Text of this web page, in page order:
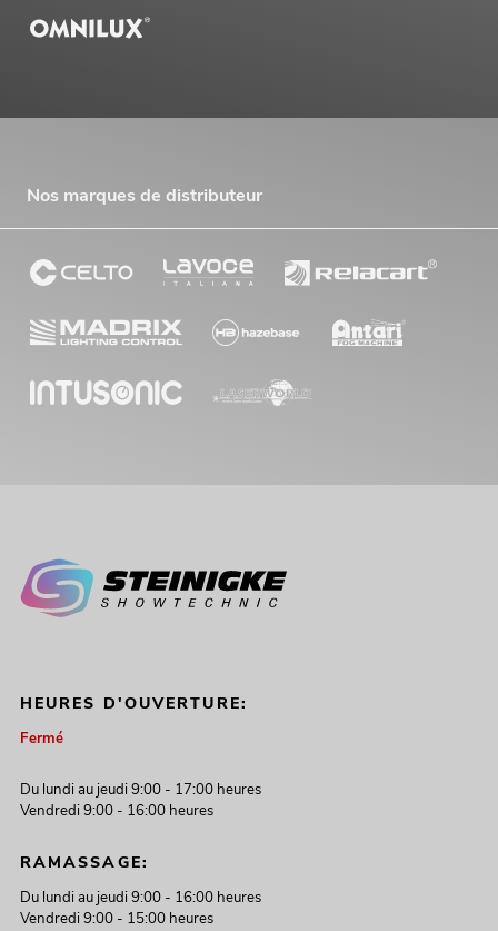
Nos marques de distributeur
HEURES D'OUVERTURE:
Fermé
Du lundi au jeudi 9:00 - 17:00 heures
Vendredi 9:00 - 16:00 heures
RAMASSAGE:
Du lundi au jeudi 9:00 - 16:00 heures
Vendredi 9:00 - 15:00 heures